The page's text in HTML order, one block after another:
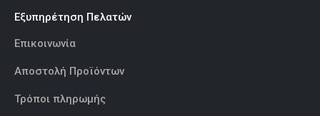
Εξυπηρέτηση Πελατών
Επικοινωνία
Αποστολή Προϊόντων
Τρόποι πληρωμής